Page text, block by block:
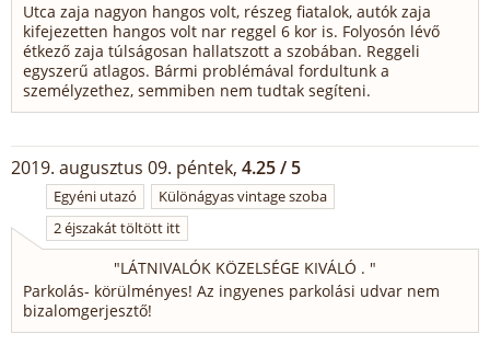
Utca zaja nagyon hangos volt, részeg fiatalok, autók zaja
kifejezetten hangos volt nar reggel 6 kor is. Folyosón lévő
étkező zaja túlságosan hallatszott a szobában. Reggeli
egyszerű atlagos. Bármi problémával fordultunk a
személyzethez, semmiben nem tudtak segíteni.
2019. augusztus 09. péntek, 4.25 / 5
Egyéni utazó
Különágyas vintage szoba
2 éjszakát töltött itt
"LÁTNIVALÓK KÖZELSÉGE KIVÁLÓ . "
Parkolás- körülményes! Az ingyenes parkolási udvar nem
bizalomgerjesztő!